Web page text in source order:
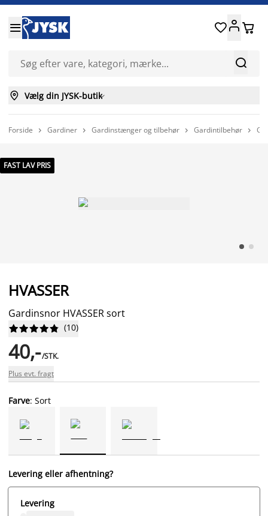


 
 Vælg din JYSK-butik
Forside  Gardiner  Gardinstænger og tilbehør  Gardintilbehør 
FAST LAV PRIS
HVASSER
Gardinsnor HVASSER sort





 (10)
40,-/STK.
Plus evt. fragt
Farve: Sort
Levering eller afhentning?
Levering